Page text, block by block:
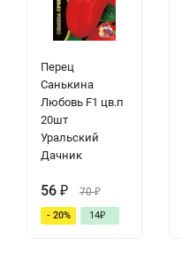
Перец
Санькина
Любовь F1 цв.п
20шт
Уральский
Дачник
56 ₽ 70₽
- 20% 14₽